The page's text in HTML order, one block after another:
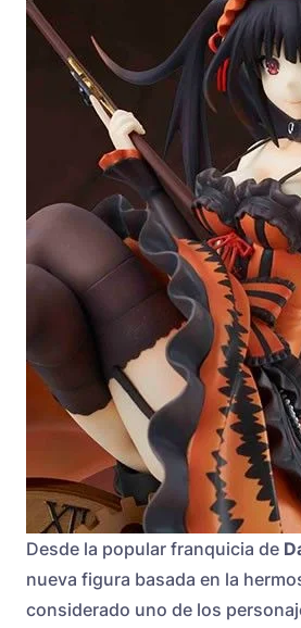
Desde la popular franquicia de
nueva figura basada en la
considerado uno de los